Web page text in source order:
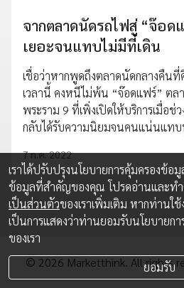
จากตลาดนัดรถไฟสู่ “จ๊อ
เยอะจนแทบไม่มีที่เดิน
เชื่อว่าหากพูดถึงตลาดนัดกลางคืนที่
เวลานี้ คงหนีไม่พ้น “จ๊อดแฟร์” ตล
พระราม 9 ที่เพิ่งเปิดให้บริการเมื่อ
กลับได้รับความนิยมจนคนแน่นแท
7 ก.ค. 2022
© 2026 Marketthink. All rights
เราได้ปรับปรุงนโยบายการคุ้มครองข้
ข้อมูลที่สำคัญของคุณ โปรดอ่านและทำ
เป็นส่วนตัวของเราเพิ่มเติม หากท่านใ
เป็นการแสดงว่าท่านยอมรับนโยบายก
ของเรา
ยอมรับ